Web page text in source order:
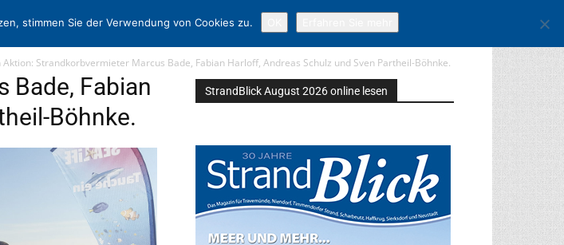
Aktion: Strandkorbvermieter Marcus Bade, Fabian Harloff, Andreas Schulz und Sven Partheil-Böhnke.
Bade, Fabian
Böhnke.
StrandBlick August 2026 online lesen
stimmen Sie der Verwendung von Cookies zu.